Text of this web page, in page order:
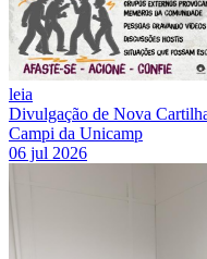
leia
Divulgação de Nova
Campi da Unicamp
06 jul 2026